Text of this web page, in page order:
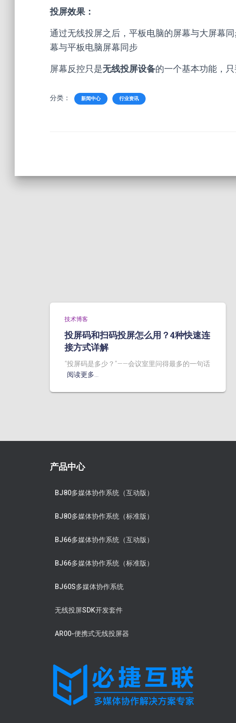
投屏效果：
通过无线投屏之后，平板电脑的屏幕与大屏幕
幕与平板电脑屏幕同步
屏幕反控只是无线投屏设备的一个基本功能，只
分类： 新闻中心 行业资讯
技术博客
投屏码和扫码投屏怎么用？4种快速连
接方式详解
“投屏码是多少？”——会议室里问得最多的一句话
阅读更多…
产品中心
BJ80多媒体协作系统（互动版）
BJ80多媒体协作系统（标准版）
BJ66多媒体协作系统（互动版）
BJ66多媒体协作系统（标准版）
BJ60S多媒体协作系统
无线投屏SDK开发套件
AR00-便携式无线投屏器